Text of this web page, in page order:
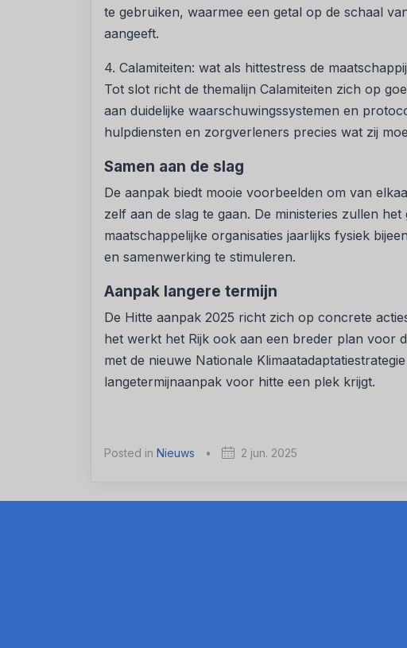
te gebruiken, waarmee een getal op de schaal
aangeeft.
4. Calamiteiten: wat als hittestress de
Tot slot richt de themalijn Calamiteiten zich op
aan duidelijke waarschuwingssystemen en
hulpdiensten en zorgverleners precies wat zij
Samen aan de slag
De aanpak biedt mooie voorbeelden om van
zelf aan de slag te gaan. De ministeries zullen
maatschappelijke organisaties jaarlijks fysiek
en samenwerking te stimuleren.
Aanpak langere termijn
De Hitte aanpak 2025 richt zich op concrete
het werkt het Rijk ook aan een breder plan voor
met de nieuwe Nationale
langetermijnaanpak voor hitte een plek krijgt.
Posted in Nieuws • 2 jun. 2025